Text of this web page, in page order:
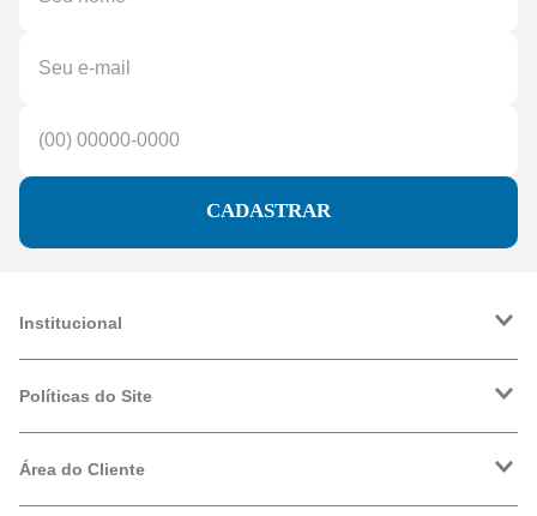
CADASTRAR
Institucional
Trabalhe Conosco
Políticas do Site
Política de Privacidade
Área do Cliente